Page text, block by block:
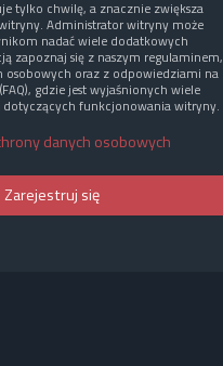
tylko chwilę, a znacznie zwiększa
Administrator witryny może
nadać wiele dodatkowych
zapoznaj się z naszym regulaminem,
osobowych oraz z odpowiedziami na
gdzie jest wyjaśnionych wiele
dotyczących funkcjonowania witryny.
danych osobowych
Zarejestruj się